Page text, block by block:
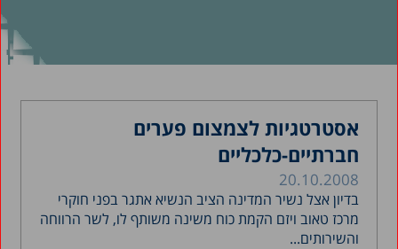
אסטרטגיות לצמצום פערים
חברתיים-כלכליים
20.10.2008
בדיון אצל נשיר המדינה הציב הנשיא אתגר בפני חוקרי
מרכז טאוב ויזם הקמת כוח משינה משותף לו, לשר הרווחה
והשירותים...